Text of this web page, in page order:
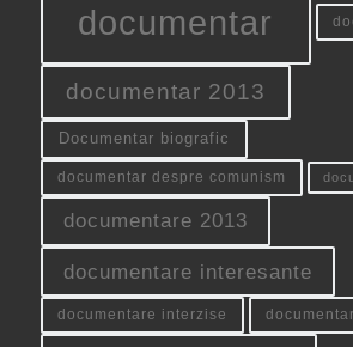
documentar
documentar 2013
Documentar biografic
documentar despre comunism
documentare 2013
documentare interesante
documentare interzise